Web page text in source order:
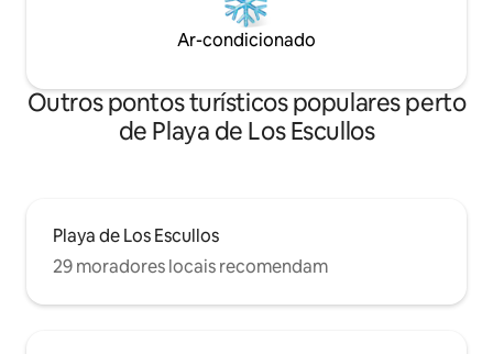
Ar-condicionado
Outros pontos turísticos populares perto
de Playa de Los Escullos
Playa de Los Escullos
29 moradores locais recomendam